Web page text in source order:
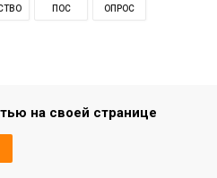
ПОС ОПРОС
на своей странице